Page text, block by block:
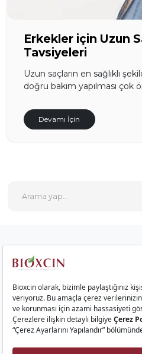
Erkekler için Uzun
Tavsiyeleri
Uzun saçların en sağlıklı
doğru bakım yapılması çok
Devamı İçin
Kurumsal
Cilt Ürünleri
Gıda Takviyeleri
İletişim